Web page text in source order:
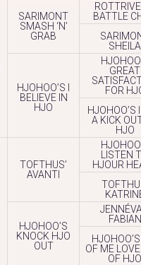
SARIMONT
SMASH ‘N’
GRAB
BATTLE
SHEILA
HJOHOO’S I
BELIEVE IN
HJO
GREAT
FOR
HJOHOO’S
A KICK
HJO
TOFTHUS’
AVANTI
LISTEN
HJOUR
HJOHOO’S
KNOCK HJO
OUT
FABIAN
OF ME
OF HJO